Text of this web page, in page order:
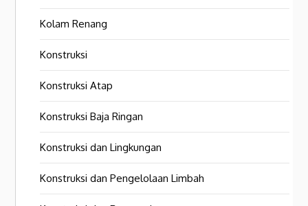
Kolam Renang
Konstruksi
Konstruksi Atap
Konstruksi Baja Ringan
Konstruksi dan Lingkungan
Konstruksi dan Pengelolaan Limbah